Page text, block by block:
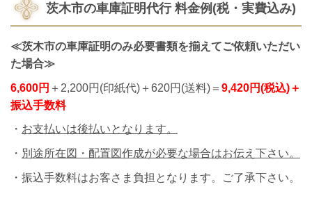
茨木市の車庫証明代行 料金例(税・実費込み)
≪茨木市の車庫証明のみ必要書類を揃えてご依頼いただい
た場合≫
6,600円 ＋2,200円(印紙代)＋620円(送料)＝ 9,420円(税込)＋
振込手数料
・ お支払いは後払いとなります。
・ 別途所在図・配置図作成が必要な場合はお伝え下さい。
・振込手数料はお客さま負担となります。ご了承下さい。